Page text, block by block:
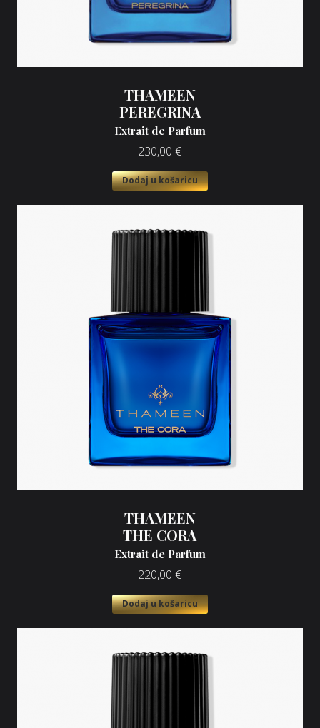
THAMEEN
PEREGRINA
Extrait de Parfum
230,00 €
Dodaj u košaricu
THAMEEN
THE CORA
Extrait de Parfum
220,00 €
Dodaj u košaricu